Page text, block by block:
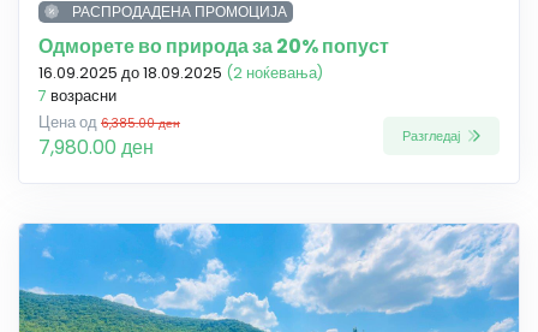
РАСПРОДАДЕНА ПРОМОЦИЈА
Одморете во природа за 20% попуст
16.09.2025 до 18.09.2025 (2 ноќевања)
7 возрасни
Цена од 6,385.00 ден
7,980.00 ден Разгледај